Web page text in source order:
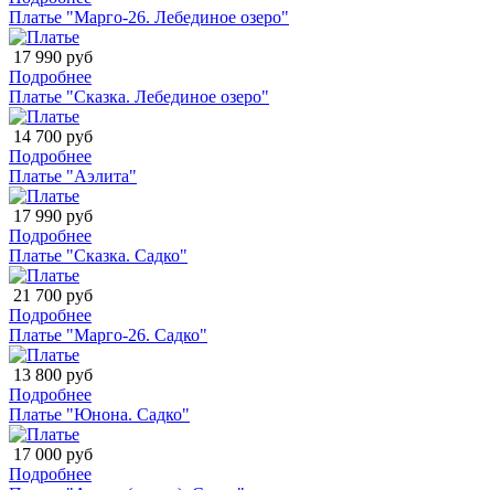
Платье "Марго-26. Лебединое озеро"
17 990 руб
Подробнее
Платье "Сказка. Лебединое озеро"
14 700 руб
Подробнее
Платье "Аэлита"
17 990 руб
Подробнее
Платье "Сказка. Садко"
21 700 руб
Подробнее
Платье "Марго-26. Садко"
13 800 руб
Подробнее
Платье "Юнона. Садко"
17 000 руб
Подробнее